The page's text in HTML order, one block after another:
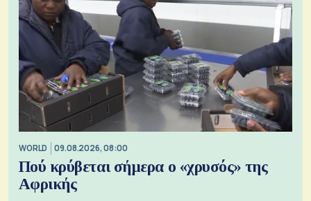
WORLD 09.08.2026, 08:00
Πού κρύβεται σήμερα ο «χρυσός» της
Αφρικής